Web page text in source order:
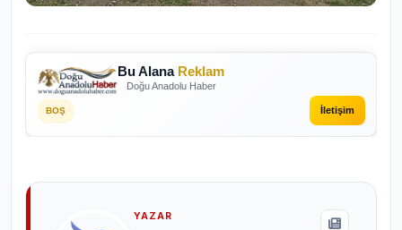
Bu Alana Reklam
Doğu Anadolu Haber
BOŞ İletişim
YAZAR